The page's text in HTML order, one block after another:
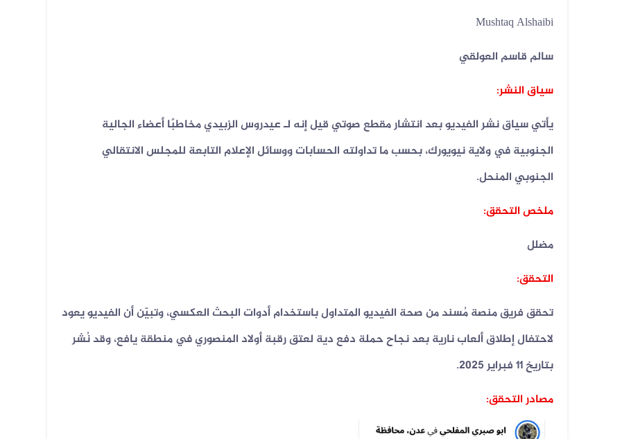
Mushtaq Alshaibi
سالم قاسم العولقي
سياق النشر:
يأتي سياق نشر الفيديو بعد انتشار مقطع صوتي قيل إنه لـ عيدروس الزبيدي مخاطبًا أعضاء الجالية
الجنوبية في ولاية نيويورك، بحسب ما تداولته الحسابات ووسائل الإعلام التابعة للمجلس الانتقالي
الجنوبي المنحل.
ملخص التحقق:
مضلل
التحقق:
تحقق فريق منصة مُسند من صحة الفيديو المتداول باستخدام أدوات البحث العكسي، وتبيّن أن الفيديو يعود
لاحتفال إطلاق ألعاب نارية بعد نجاح حملة دفع دية لعتق رقبة أولاد المنصوري في منطقة يافع، وقد نُشر
بتاريخ 11 فبراير 2025.
مصادر التحقق: